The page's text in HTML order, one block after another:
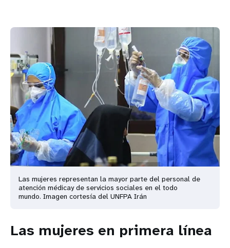
Las mujeres representan la mayor parte del personal de
atención médicay de servicios sociales en el todo
mundo. Imagen cortesía del UNFPA Irán
Las mujeres en primera línea